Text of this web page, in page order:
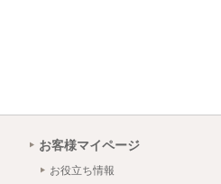
お客様マイページ
お役立ち情報